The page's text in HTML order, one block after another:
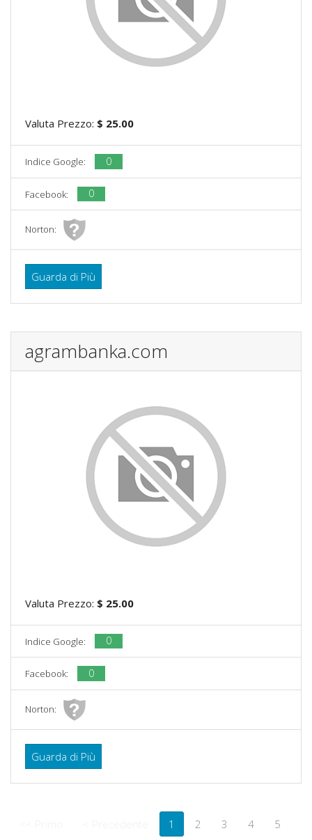
Valuta Prezzo: $ 25.00
Indice Google: 0
Facebook: 0
Norton:
Guarda di Più
agrambanka.com
Valuta Prezzo: $ 25.00
Indice Google: 0
Facebook: 0
Norton:
Guarda di Più
1 2 3 4 5